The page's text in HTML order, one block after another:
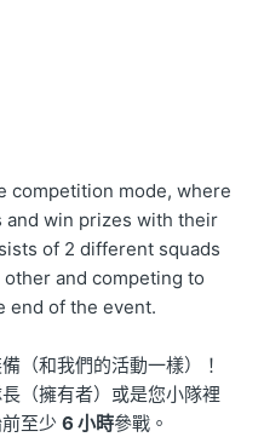
competition mode, where
and win prizes with their
of 2 different squads
and competing to
end of the event.
（和我們的活動一樣）！
（擁有者）或是您小隊裡
前至少6 小時參戰。